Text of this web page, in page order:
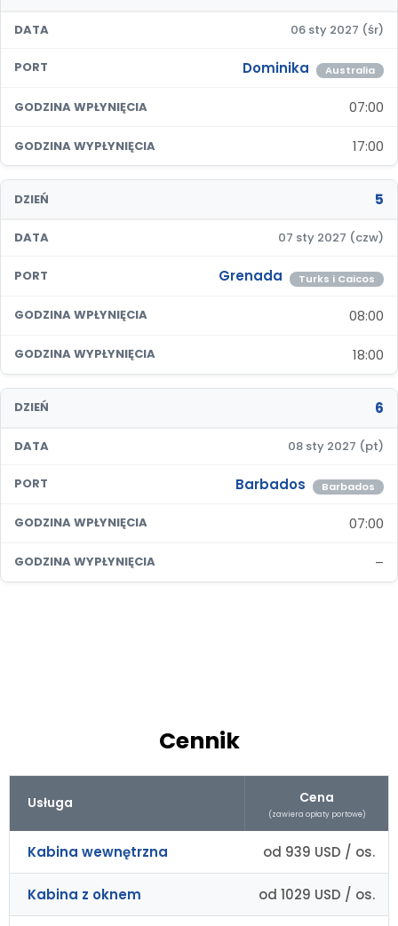
DATA 06 sty 2027 (śr)
PORT Dominika Australia
GODZINA WPŁYNIĘCIA 07:00
GODZINA WYPŁYNIĘCIA 17:00
DZIEŃ 5
DATA 07 sty 2027 (czw)
PORT Grenada Turks i Caicos
GODZINA WPŁYNIĘCIA 08:00
GODZINA WYPŁYNIĘCIA 18:00
DZIEŃ 6
DATA 08 sty 2027 (pt)
PORT Barbados Barbados
GODZINA WPŁYNIĘCIA 07:00
GODZINA WYPŁYNIĘCIA –
Cennik
Usługa Cena
(zawiera opłaty portowe)
Kabina wewnętrzna od 939 USD / os.
Kabina z oknem od 1029 USD / os.